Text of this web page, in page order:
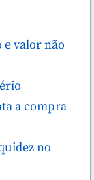
e valor não
a compra
no